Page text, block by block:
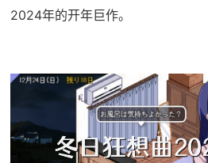
2024年的开年巨作。